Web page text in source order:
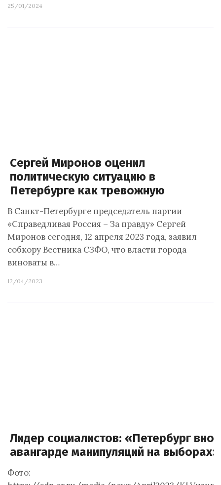
25/01/2024
Сергей Миронов оценил
политическую ситуацию в
Петербурге как тревожную
В Санкт-Петербурге председатель партии
«Справедливая Россия – За правду» Сергей
Миронов сегодня, 12 апреля 2023 года, заявил
собкору Вестника СЗФО, что власти города
виноваты в…
12/04/2023
Лидер социалистов: «Петербург
авангарде манипуляций на выборах»
Фото: